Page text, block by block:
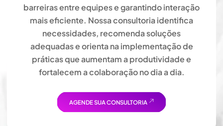
barreiras entre equipes e garantindo interação
mais eficiente. Nossa consultoria identifica
necessidades, recomenda soluções
adequadas e orienta na implementação de
práticas que aumentam a produtividade e
fortalecem a colaboração no dia a dia.
AGENDE SUA CONSULTORIA